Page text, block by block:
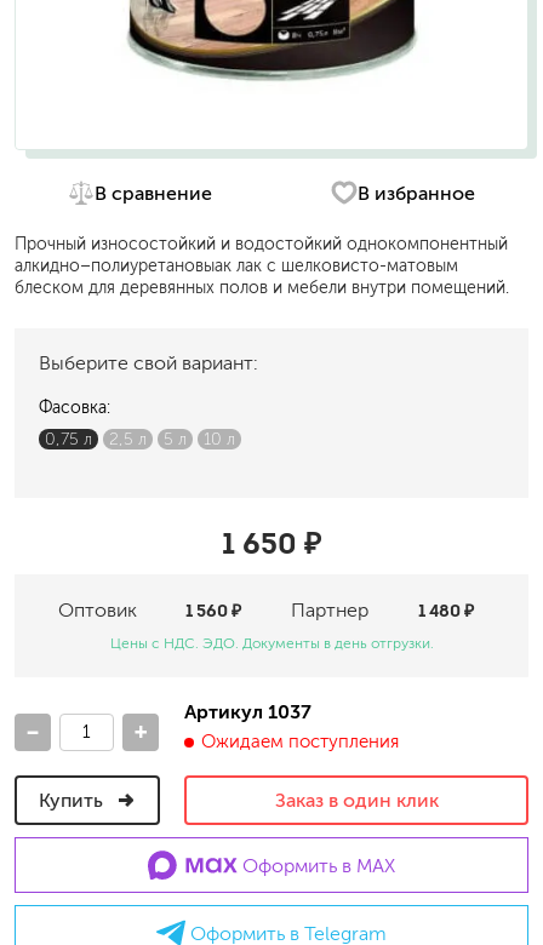
В сравнение В избранное
Прочный износостойкий и водостойкий однокомпонентный
алкидно–полиуретановыак лак с шелковисто-матовым
блеском для деревянных полов и мебели внутри помещений.
Выберите свой вариант:
Фасовка:
0,75 л
2,5 л 5 л 10 л
1 650 ₽
Оптовик Партнер
1 560 ₽ 1 480 ₽
Цены с НДС. ЭДО. Документы в день отгрузки.
- +
Артикул 1037
Ожидаем поступления
Купить Заказ в один клик
Оформить в MAX
Оформить в Telegram